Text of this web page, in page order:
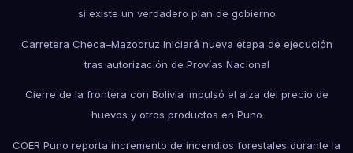
si existe un verdadero plan de gobierno
Carretera Checa–Mazocruz iniciará nueva etapa de ejecución
tras autorización de Provías Nacional
Cierre de la frontera con Bolivia impulsó el alza del precio de
huevos y otros productos en Puno
COER Puno reporta incremento de incendios forestales durante la